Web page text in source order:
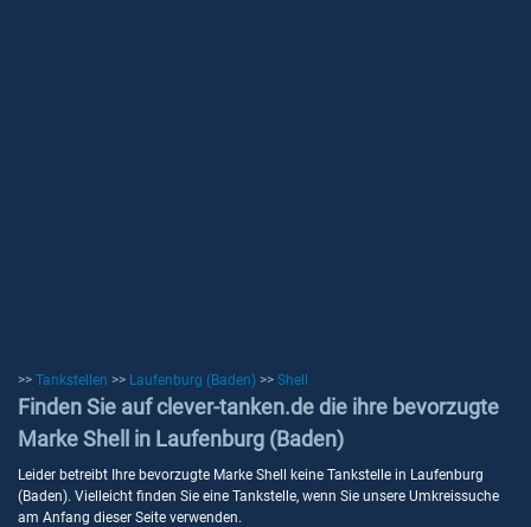
>> Tankstellen >> Laufenburg (Baden) >> Shell
Finden Sie auf clever-tanken.de die ihre bevorzugte
Marke Shell in Laufenburg (Baden)
Leider betreibt Ihre bevorzugte Marke Shell keine Tankstelle in Laufenburg
(Baden). Vielleicht finden Sie eine Tankstelle, wenn Sie unsere Umkreissuche
am Anfang dieser Seite verwenden.